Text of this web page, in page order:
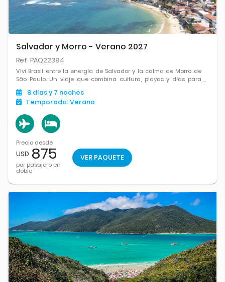
Salvador y Morro - Verano 2027
Ref. PAQ22384
Viví Brasil entre la energía de Salvador y la calma de Morro de
São Paulo. Un viaje que combina cultura, playas y días para
disfrutar sin reloj.
8 díasy 7 noches
Temporada:Verano
Precio desde
USD 875
por pasajero en
doble
VER PAQUETE